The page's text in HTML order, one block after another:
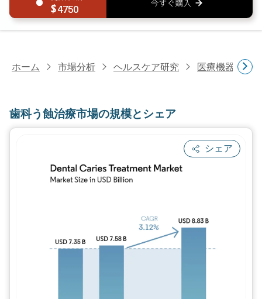
4750
ホーム 市場分析 ヘルスケア研究 医療機器研究
歯科う蝕治療市場の規模とシェア
シェア